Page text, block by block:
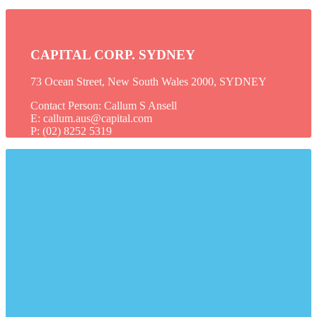
CAPITAL CORP. SYDNEY
73 Ocean Street, New South Wales 2000, SYDNEY
Contact Person: Callum S Ansell
E: callum.aus@capital.com
P: (02) 8252 5319